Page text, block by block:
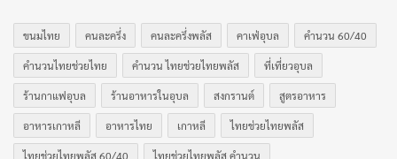
ขนมไทย คนละครึ่ง คนละครึ่งพลัส คาเฟ่อุบล คำนวน 60/40
คำนวนไทยช่วยไทย คำนวน ไทยช่วยไทยพลัส ที่เที่ยวอุบล
ร้านกาแฟอุบล ร้านอาหารในอุบล สงกรานต์ สูตรอาหาร
อาหารเกาหลี อาหารไทย เกาหลี ไทยช่วยไทยพลัส
ไทยช่วยไทยพลัส 60/40 ไทยช่วยไทยพลัส คำนวน